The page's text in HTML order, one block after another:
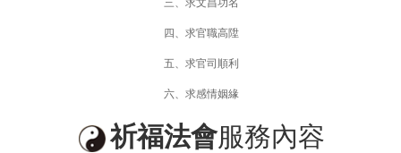
三、求文昌功名
四、求官職高陞
五、求官司順利
六、求感情姻緣
祈福法會服務內容